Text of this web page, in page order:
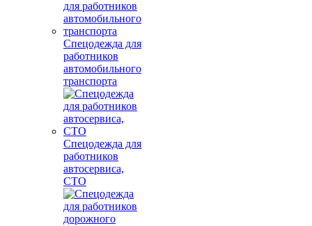
Спецодежда для
работников
автомобильного
транспорта
Спецодежда для
работников
автосервиса,
СТО